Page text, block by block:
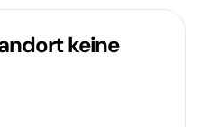
keine